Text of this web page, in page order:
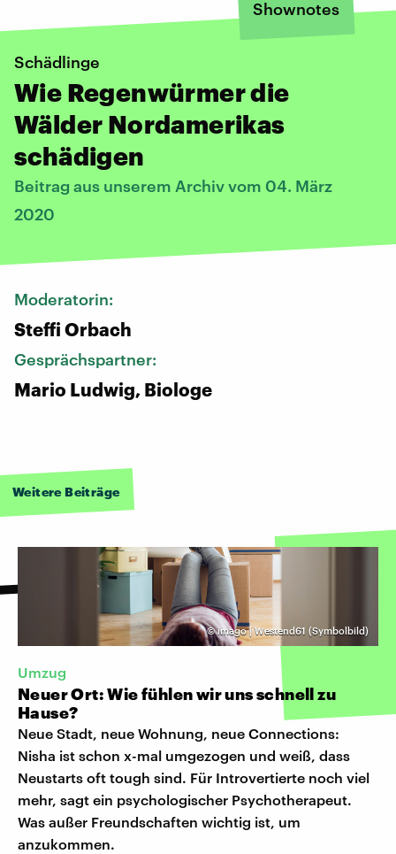
Shownotes
Schädlinge
Wie Regenwürmer die
Wälder Nordamerikas
schädigen
Beitrag aus unserem Archiv vom 04. März
2020
Moderatorin:
Steffi Orbach
Gesprächspartner:
Mario Ludwig, Biologe
Weitere Beiträge
©imago | Westend61 (Symbolbild)
Umzug
Neuer Ort: Wie fühlen wir uns schnell zu
Hause?
Neue Stadt, neue Wohnung, neue Connections:
Nisha ist schon x-mal umgezogen und weiß, dass
Neustarts oft tough sind. Für Introvertierte noch viel
mehr, sagt ein psychologischer Psychotherapeut.
Was außer Freundschaften wichtig ist, um
anzukommen.